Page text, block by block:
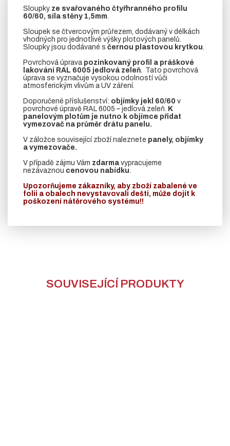
Sloupky ze svařovaného čtyřhranného profilu
60/60, síla stěny 1,5mm.
Sloupek se čtvercovým průřezem, dodávaný v délkách
vhodných pro jednotlivé výšky plotových panelů.
Sloupky jsou dodávané s černou plastovou krytkou.
Povrchová úprava pozinkovaný profil a práškové
lakování RAL 6005 jedlová zeleň. Tato povrchová
úprava se vyznačuje vysokou odolností vůči
atmosferickým vlivům a UV záření.
Doporučené příslušenství: objímky jekl 60/60 v
povrchové úpravě RAL 6005 – jedlová zeleň. K
panelovým plotům je nutno k objímce přidat
vymezovač na průměr drátu panelu.
V záložce související zboží naleznete panely, objímky
a vymezovače.
V případě zájmu Vám zdarma vypracujeme
nezávaznou cenovou nabídku.
Upozorňujeme zákazníky, aby zboží zabalené ve
folii a obalech nevystavovali dešti, může dojít k
poškození nátěrového systému!!
SOUVISEJÍCÍ PRODUKTY